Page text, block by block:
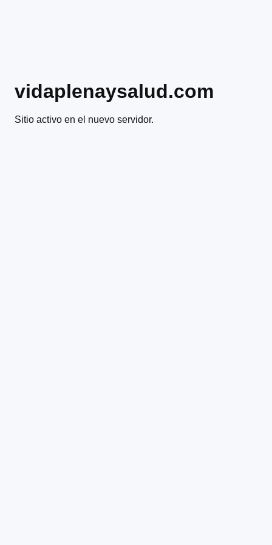
vidaplenaysalud.com
Sitio activo en el nuevo servidor.